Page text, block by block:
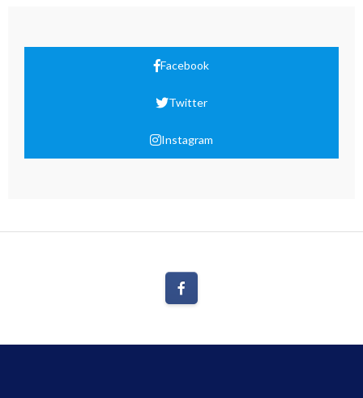
Facebook
Twitter
Instagram